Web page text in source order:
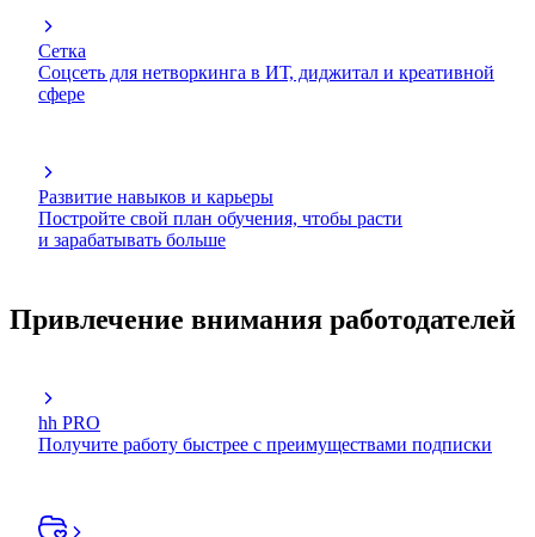
Сетка
Соцсеть для нетворкинга в ИТ, диджитал и креативной
сфере
Развитие навыков и карьеры
Постройте свой план обучения, чтобы расти
и зарабатывать больше
Привлечение внимания работодателей
hh PRO
Получите работу быстрее с преимуществами подписки